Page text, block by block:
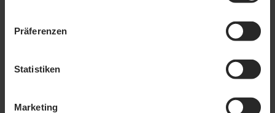
Präferenzen
Statistiken
Marketing
Bauarbeiter, Brunnenbauer, Elektriker,
Windkraftanlagen, Tiefbaufacharbeiter,
Feuerwehr, Handwerk & Co., Specials &